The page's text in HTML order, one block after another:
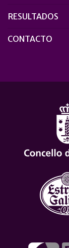
RESULTADOS
CONTACTO